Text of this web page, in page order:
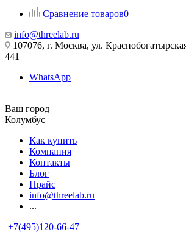
Сравнение товаров0
info@threelab.ru
107076, г. Москва, ул.
441
WhatsApp
Ваш город
Колумбус
Как купить
Компания
Контакты
Блог
Прайс
info@threelab.ru
...
+7(495)120-66-47